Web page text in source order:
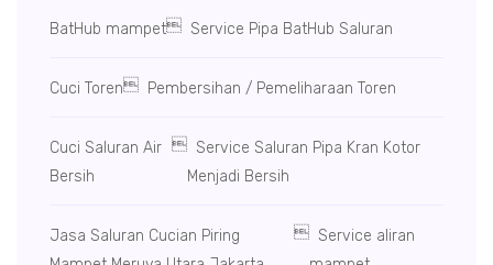
BatHub mampet Service Pipa BatHub Saluran
Cuci Toren Pembersihan / Pemeliharaan Toren
Cuci Saluran Air
Bersih
Service Saluran Pipa Kran Kotor
Menjadi Bersih
Jasa Saluran Cucian Piring
Service aliran